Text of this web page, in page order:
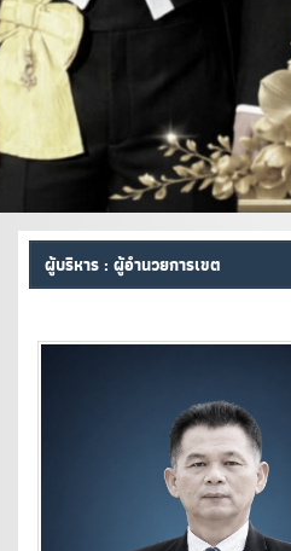
ผู้บริหาร : ผู้อำนวยการเขต